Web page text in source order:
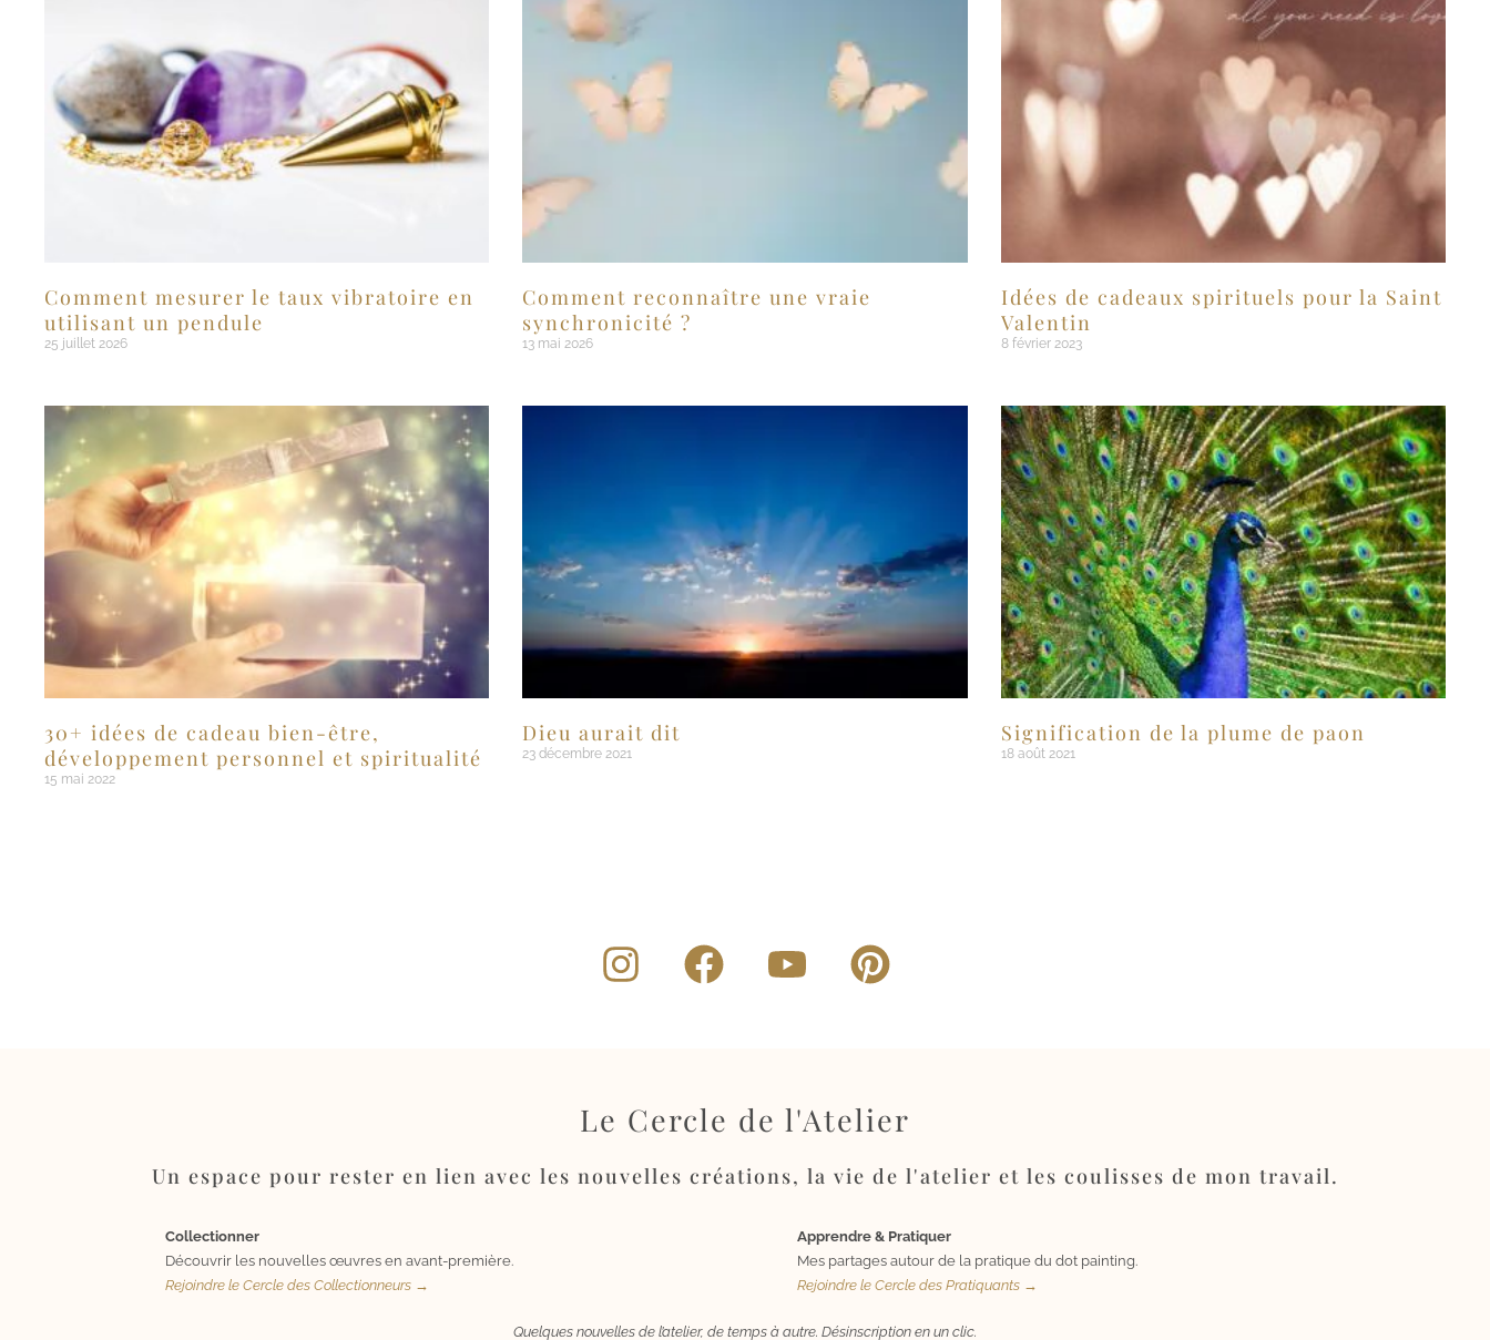
Comment mesurer le taux vibratoire en
utilisant un pendule
25 juillet 2026
Comment reconnaître une vraie
synchronicité ?
13 mai 2026
Idées de cadeaux spirituels pour la Saint
Valentin
8 février 2023
30+ idées de cadeau bien-être,
développement personnel et spiritualité
15 mai 2022
Dieu aurait dit
23 décembre 2021
Signification de la plume de paon
18 août 2021
Le Cercle de l'Atelier
Un espace pour rester en lien avec les nouvelles créations, la vie de l'atelier et les coulisses de mon travail.
Collectionner
Découvrir les nouvelles œuvres en avant-première.
Rejoindre le Cercle des Collectionneurs →
Apprendre & Pratiquer
Mes partages autour de la pratique du dot painting.
Rejoindre le Cercle des Pratiquants →
Quelques nouvelles de l’atelier, de temps à autre. Désinscription en un clic.